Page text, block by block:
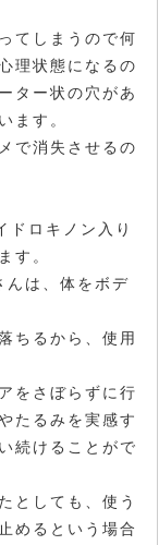
てしまうので何
理状態になるの
ター状の穴があ
ます。
で消失させるの
ドロキノン入り
す。
んは、体をボデ
ちるから、使用
をさぼらずに行
たるみを実感す
続けることがで
としても、使う
めるという場合